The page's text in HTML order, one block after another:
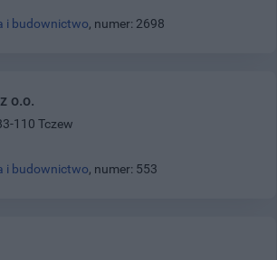
i budownictwo, numer: 2698
o.o.
110 Tczew
i budownictwo, numer: 553